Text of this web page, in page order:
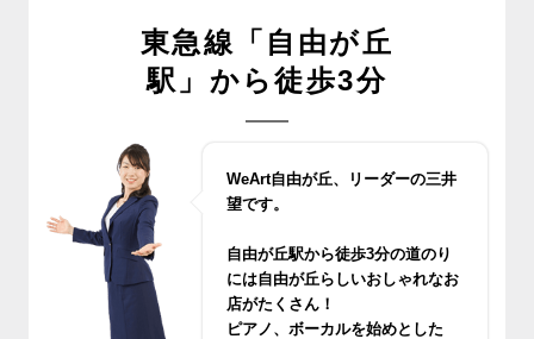
東急線「自由が丘
駅」から徒歩3分
WeArt自由が丘、リーダーの三井
望です。
自由が丘駅から徒歩3分の道のり
には自由が丘らしいおしゃれなお
店がたくさん！
ピアノ、ボーカルを始めとした